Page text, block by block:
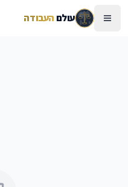
עולםהעבודה